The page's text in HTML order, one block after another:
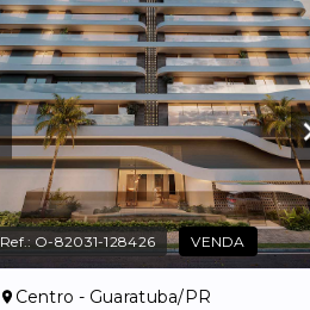
Ref.: O-82031-128426 VENDA
Centro - Guaratuba/PR